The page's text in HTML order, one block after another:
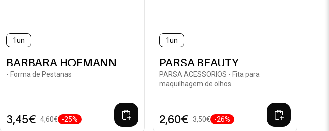
1un
BARBARA HOFMANN
- Forma de Pestanas
3,45€ 4,60€ -25%
1un
PARSA BEAUTY
PARSA ACESSORIOS - Fita para
maquilhagem de olhos
2,60€ 3,50€ -26%